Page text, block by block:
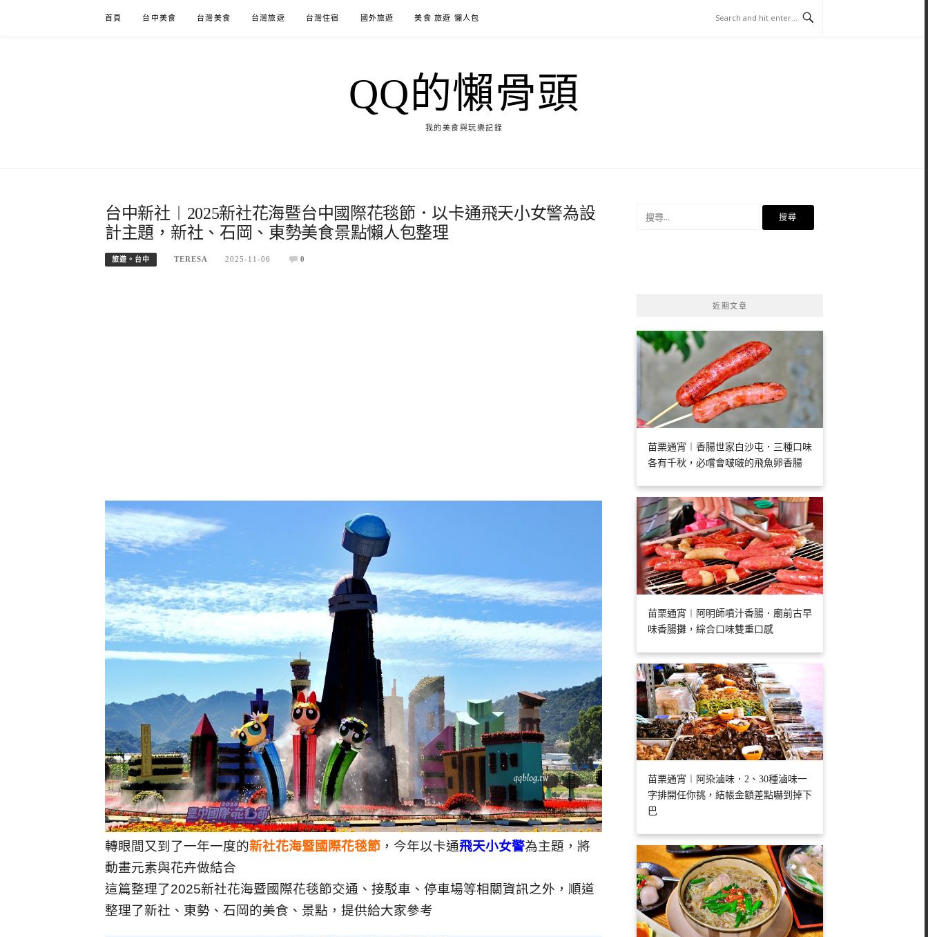
首頁 台中美食 台灣美食 台灣旅遊 台灣住宿 國外旅遊 美食 旅遊 懶人包
QQ的懶骨頭
我的美食與玩樂記錄
台中新社︱2025新社花海暨台中國際花毯節．以卡通飛天小女警為設
計主題，新社、石岡、東勢美食景點懶人包整理
旅遊。台中 TERESA 2025-11-06 0
轉眼間又到了一年一度的新社花海暨國際花毯節 ，今年以卡通飛天小女警為主題，將
動畫元素與花卉做結合
這篇整理了2025新社花海暨國際花毯節交通、接駁車、停車場等相關資訊之外，順道
整理了新社、東勢、石岡的美食、景點，提供給大家參考
近期文章
苗栗通宵︱香腸世家白沙屯．三種口味
各有千秋，必嚐會啵啵的飛魚卵香腸
苗栗通宵︱阿明師噴汁香腸．廟前古早
味香腸攤，綜合口味雙重口感
苗栗通宵︱阿染滷味．2、30種滷味一
字排開任你挑，結帳金額差點嚇到掉下
巴